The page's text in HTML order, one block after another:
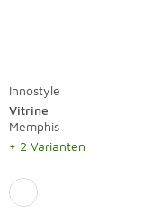
Innostyle
Vitrine
Memphis
+ 2 Varianten